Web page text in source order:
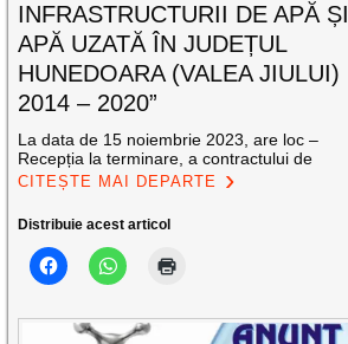
INFRASTRUCTURII DE APĂ ȘI
APĂ UZATĂ ÎN JUDEȚUL
HUNEDOARA (VALEA JIULUI)
2014 – 2020”
La data de 15 noiembrie 2023, are loc –
Recepția la terminare, a contractului de
CITEȘTE MAI DEPARTE
Distribuie acest articol